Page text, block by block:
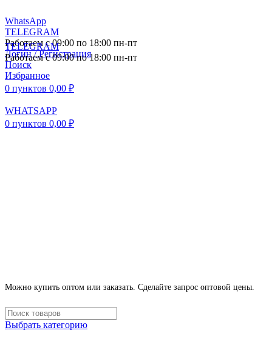
WhatsApp
TELEGRAM
Работаем с 09:00 по 18:00 пн-пт
Логин / Регистрация
Поиск
Избранное
0 пунктов 0,00 ₽
WHATSAPP
0 пунктов 0,00 ₽
TELEGRAM
Работаем с 09:00 по 18:00 пн-пт
Можно купить оптом или заказать. Сделайте запрос оптовой цены.
Выбрать категорию